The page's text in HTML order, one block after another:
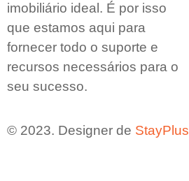
imobiliário ideal. É por isso
que estamos aqui para
fornecer todo o suporte e
recursos necessários para o
seu sucesso.
© 2023. Designer de StayPlus